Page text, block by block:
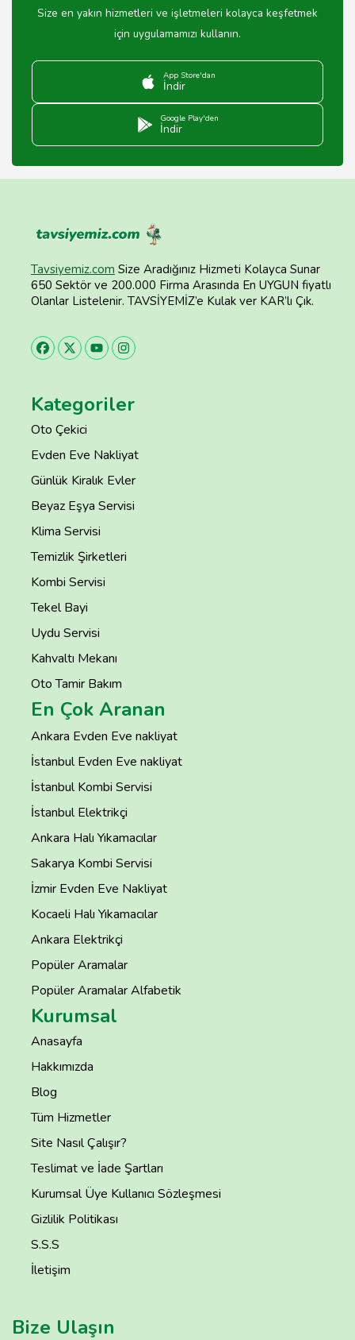
Size en yakın hizmetleri ve işletmeleri kolayca keşfetmek
için uygulamamızı kullanın.
App Store'dan
İndir
Google Play'den
İndir
Tavsiyemiz.com Size Aradığınız Hizmeti Kolayca Sunar
650 Sektör ve 200.000 Firma Arasında En UYGUN fiyatlı
Olanlar Listelenir. TAVSİYEMİZ’e Kulak ver KAR’lı Çık.
Kategoriler
Oto Çekici
Evden Eve Nakliyat
Günlük Kiralık Evler
Beyaz Eşya Servisi
Klima Servisi
Temizlik Şirketleri
Kombi Servisi
Tekel Bayi
Uydu Servisi
Kahvaltı Mekanı
Oto Tamir Bakım
En Çok Aranan
Ankara Evden Eve nakliyat
İstanbul Evden Eve nakliyat
İstanbul Kombi Servisi
İstanbul Elektrikçi
Ankara Halı Yıkamacılar
Sakarya Kombi Servisi
İzmir Evden Eve Nakliyat
Kocaeli Halı Yıkamacılar
Ankara Elektrikçi
Popüler Aramalar
Popüler Aramalar Alfabetik
Kurumsal
Anasayfa
Hakkımızda
Blog
Tüm Hizmetler
Site Nasıl Çalışır?
Teslimat ve İade Şartları
Kurumsal Üye Kullanıcı Sözleşmesi
Gizlilik Politikası
S.S.S
İletişim
Bize Ulaşın